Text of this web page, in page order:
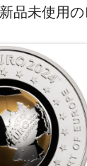
品未使用